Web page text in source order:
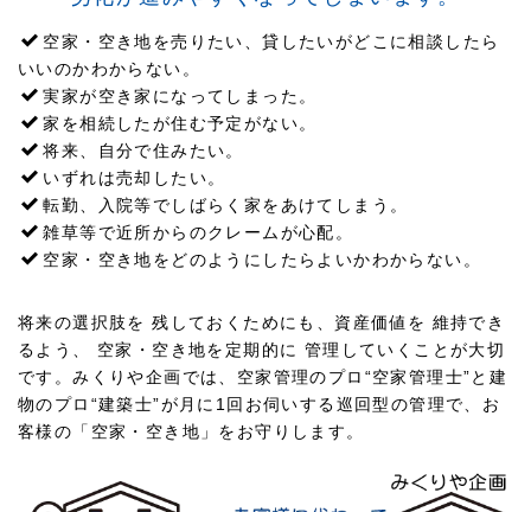
空家・空き地を売りたい、貸したいがどこに相談したら
いいのかわからない。
実家が空き家になってしまった。
家を相続したが住む予定がない。
将来、自分で住みたい。
いずれは売却したい。
転勤、入院等でしばらく家をあけてしまう。
雑草等で近所からのクレームが心配。
空家・空き地をどのようにしたらよいかわからない。
将来の選択肢を 残しておくためにも、資産価値を 維持でき
るよう、 空家・空き地を定期的に 管理していくことが大切
です。みくりや企画では、空家管理のプロ“空家管理士”と建
物のプロ“建築士”が月に1回お伺いする巡回型の管理で、お
客様の「空家・空き地」をお守りします。